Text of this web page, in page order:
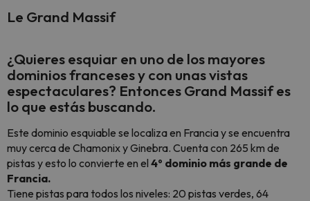
Le Grand Massif
¿Quieres esquiar en uno de los mayores
dominios franceses y con unas vistas
espectaculares? EntoncesGrand Massifes
lo que estás buscando.
Este dominio esquiable se localiza en Francia y se encuentra
muy cerca de Chamonix y Ginebra. Cuenta con 265 km de
pistas y esto lo convierte en el 4º dominio más grande de
Francia.
Tiene pistas para todos los niveles: 20 pistas verdes, 64